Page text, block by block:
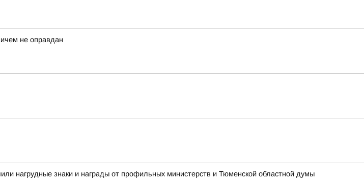
не оправдан
нагрудные знаки и награды от профильных министерств и Тюменской областной думы